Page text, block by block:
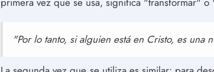
"Por lo tanto, si alguien está en Cristo, es